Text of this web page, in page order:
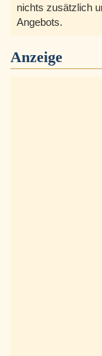
nichts zusätzlich
Angebots.
Anzeige